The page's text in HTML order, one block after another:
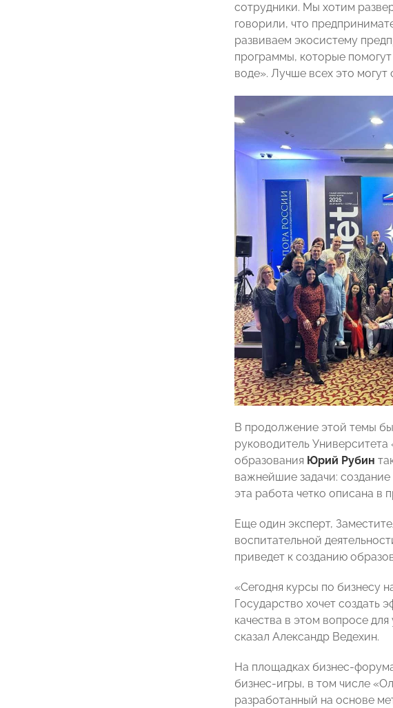
сотрудники. Мы хотим
говорили, что
развиваем экосистему
программы, которые
воде». Лучше всех это
В продолжение этой темы
руководитель
образования Юрий Рубин
важнейшие задачи: создание
эта работа четко описана в
Еще один эксперт,
воспитательной
приведет к созданию
«Сегодня курсы по бизнесу
Государство хочет создать
качества в этом вопросе
сказал Александр Ведехин.
На площадках бизнес-
бизнес-игры, в том числе
разработанный на основе